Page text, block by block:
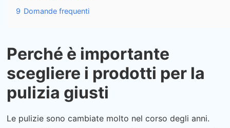
9 Domande frequenti
Perché è importante
scegliere i prodotti per la
pulizia giusti
Le pulizie sono cambiate molto nel corso degli anni.